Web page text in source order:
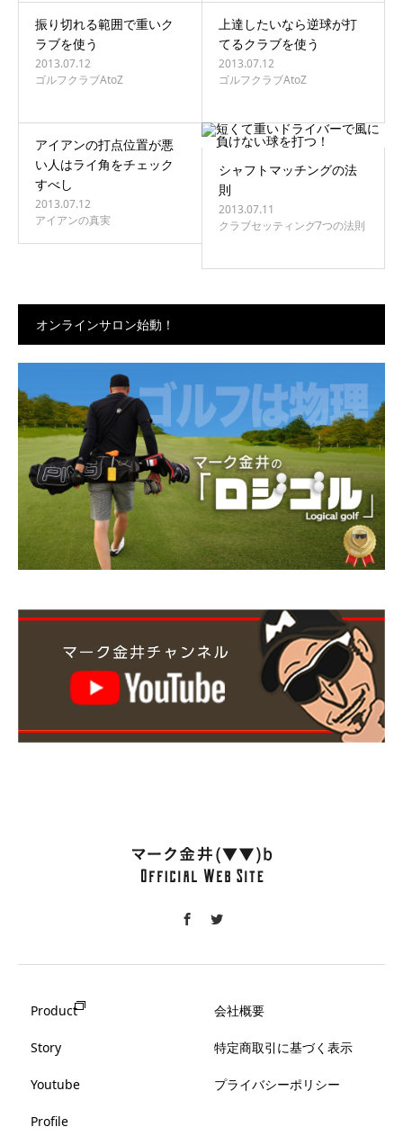
振り切れる範囲で重いク
ラブを使う
2013.07.12
ゴルフクラブAtoZ
上達したいなら逆球が打
てるクラブを使う
2013.07.12
ゴルフクラブAtoZ
アイアンの打点位置が悪
い人はライ角をチェック
すべし
2013.07.12
アイアンの真実
シャフトマッチングの法
則
2013.07.11
クラブセッティング7つの法則
オンラインサロン始動！
Product
Story
Youtube
Profile
会社概要
特定商取引に基づく表示
プライバシーポリシー